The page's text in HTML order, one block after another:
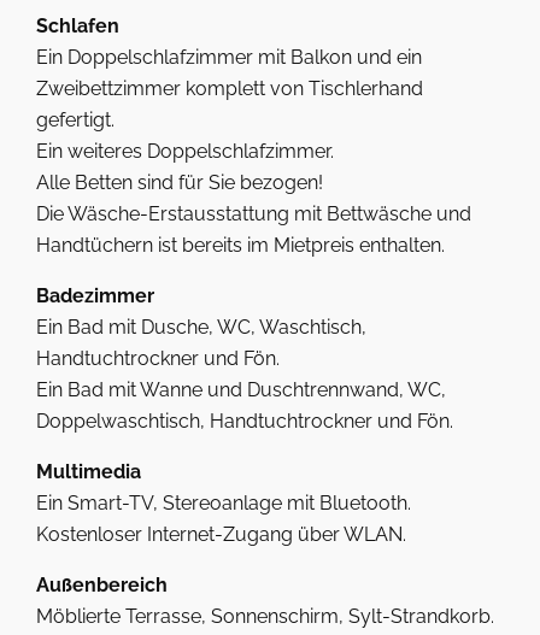
Schlafen
Ein Doppelschlafzimmer mit Balkon und ein
Zweibettzimmer komplett von Tischlerhand
gefertigt.
Ein weiteres Doppelschlafzimmer.
Alle Betten sind für Sie bezogen!
Die Wäsche-Erstausstattung mit Bettwäsche und
Handtüchern ist bereits im Mietpreis enthalten.
Badezimmer
Ein Bad mit Dusche, WC, Waschtisch,
Handtuchtrockner und Fön.
Ein Bad mit Wanne und Duschtrennwand, WC,
Doppelwaschtisch, Handtuchtrockner und Fön.
Multimedia
Ein Smart-TV, Stereoanlage mit Bluetooth.
Kostenloser Internet-Zugang über WLAN.
Außenbereich
Möblierte Terrasse, Sonnenschirm, Sylt-Strandkorb.